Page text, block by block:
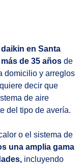
en Santa
de 35 añosde
domicilio y arreglos
decir que
de aire
del tipo de avería.
o el sistema de
una amplia gama
incluyendo